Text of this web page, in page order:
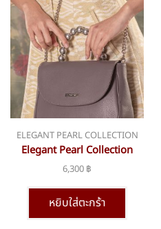
ELEGANT PEARL COLLECTION
Elegant Pearl Collection
bsn-351
6,300 ฿
หยิบใส่ตะกร้า